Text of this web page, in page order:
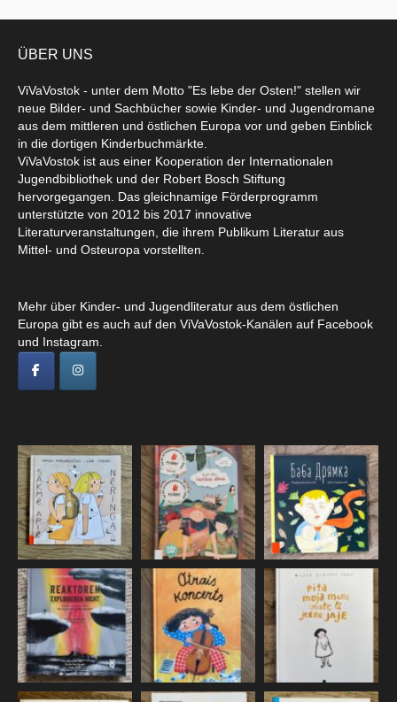
ÜBER UNS
ViVaVostok - unter dem Motto "Es lebe der Osten!" stellen wir
neue Bilder- und Sachbücher sowie Kinder- und Jugendromane
aus dem mittleren und östlichen Europa vor und geben Einblick
in die dortigen Kinderbuchmärkte.
ViVaVostok ist aus einer Kooperation der Internationalen
Jugendbibliothek und der Robert Bosch Stiftung
hervorgegangen. Das gleichnamige Förderprogramm
unterstützte von 2012 bis 2017 innovative
Literaturveranstaltungen, die ihrem Publikum Literatur aus
Mittel- und Osteuropa vorstellten.
Mehr über Kinder- und Jugendliteratur aus dem östlichen
Europa gibt es auch auf den ViVaVostok-Kanälen auf Facebook
und Instagram.